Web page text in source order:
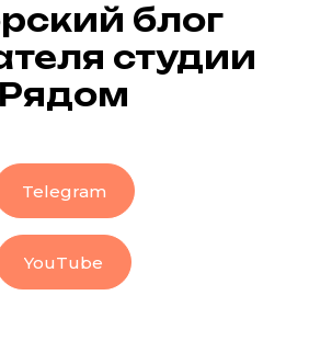
блог
студии
Рядом
Telegram
YouTube